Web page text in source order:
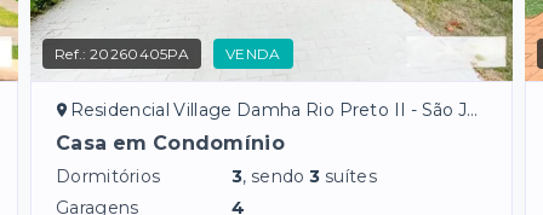
Ref.:20260405PA VENDA
Residencial Village Damha Rio Preto II - São José do Rio Preto/SP
Casa em Condomínio
Dormitórios 3, sendo3 suítes
Garagens
4